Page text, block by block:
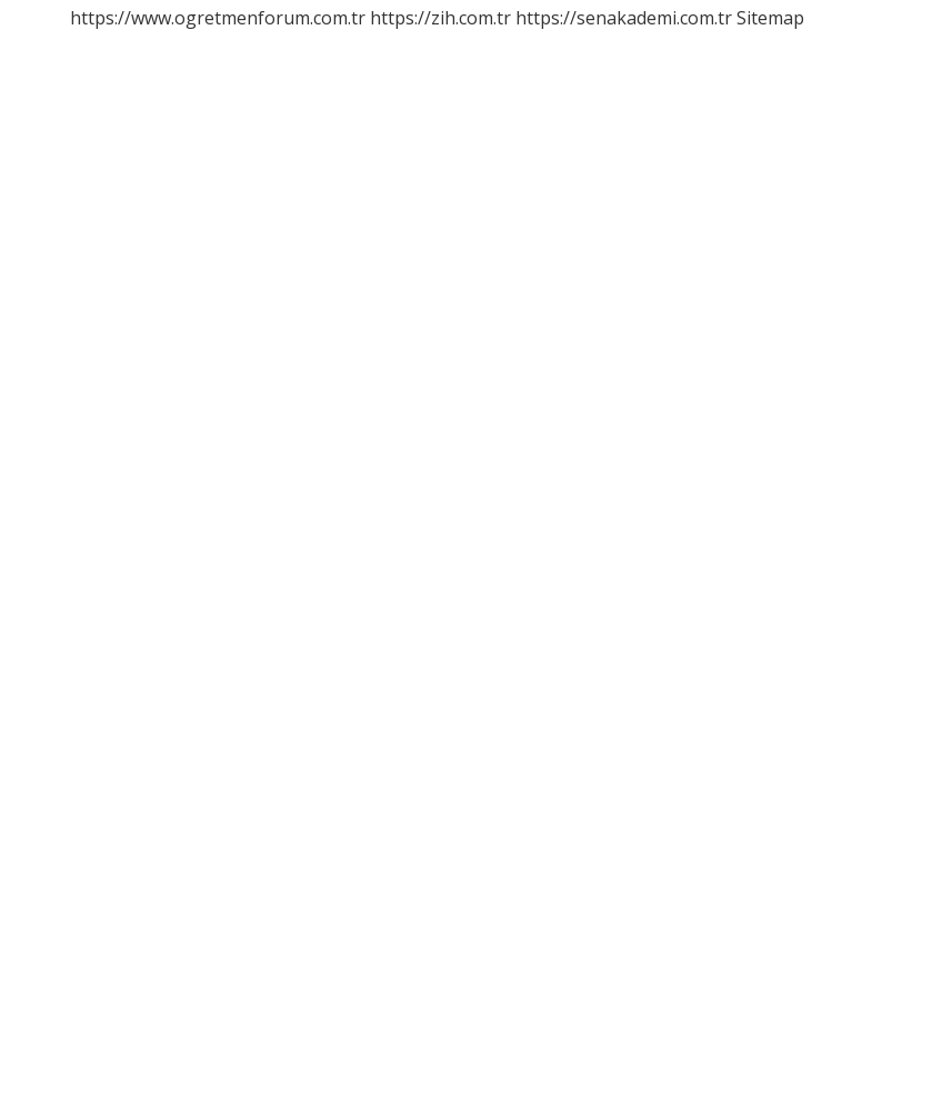
https://www.ogretmenforum.com.tr https://zih.com.tr https://senakademi.com.trSitemap